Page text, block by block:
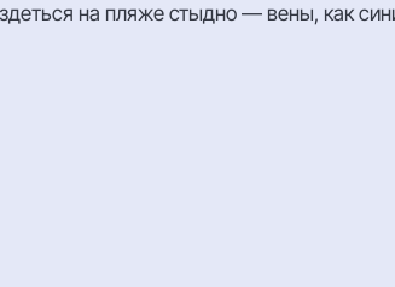
на пляже стыдно — вены, как